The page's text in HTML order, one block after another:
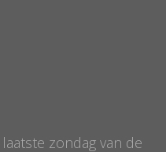
zondag van de